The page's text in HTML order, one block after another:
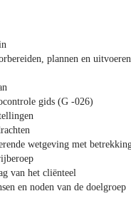
plannen en
gids (G -026)
wetgeving met
van het cliënteel
en noden van de doelgroep